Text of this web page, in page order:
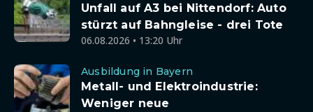
Unfall auf A3 bei Nittendorf: Auto
stürzt auf Bahngleise - drei Tote
06.08.2026 • 13:20 Uhr
Ausbildung in Bayern
Metall- und Elektroindustrie:
Weniger neue